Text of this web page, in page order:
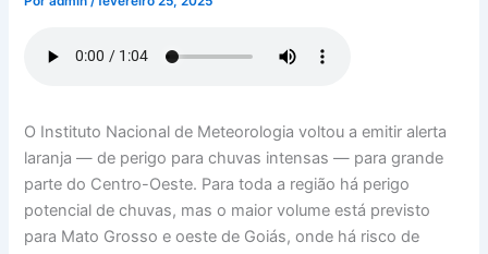
O Instituto Nacional de Meteorologia voltou a emitir alerta
laranja — de perigo para chuvas intensas — para grande
parte do Centro-Oeste. Para toda a região há perigo
potencial de chuvas, mas o maior volume está previsto
para Mato Grosso e oeste de Goiás, onde há risco de